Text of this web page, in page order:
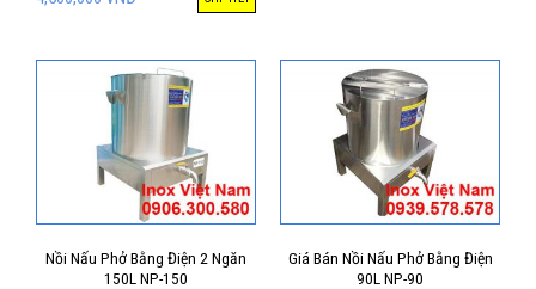
Nồi Nấu Phở Bằng Điện 2 Ngăn
150L NP-150
Giá Bán Nồi Nấu Phở Bằng Điện
90L NP-90